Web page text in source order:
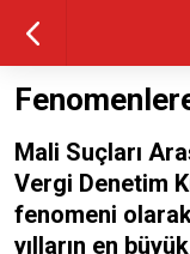
Mali Suçları
Vergi Denetim
fenomeni
yılların en